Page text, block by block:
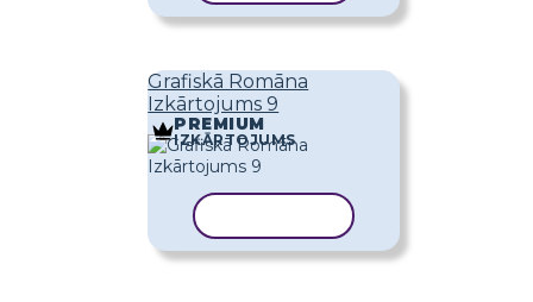
Grafiskā Romāna
Izkārtojums 9
PREMIUM
IZKĀRTOJUMS